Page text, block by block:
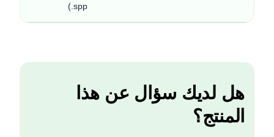
spp.)
هل لديك سؤال عن هذا
المنتج؟